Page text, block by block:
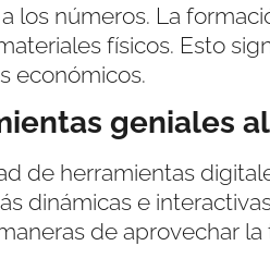
los números. La
físicos. Esto
económicos.
geniales
de herramientas
dinámicas e
de aprovechar